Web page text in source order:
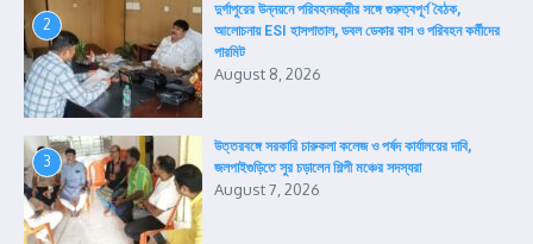
2
দুর্গাপুরের উন্নয়নে পরিবহনমন্ত্রীর সঙ্গে গুরুত্বপূর্ণ বৈঠক,
আলোচনায় ESI হাসপাতাল, ডবল ডেকার বাস ও পরিবহন কর্মীদের
পারমিট
August 8, 2026
3
উত্তরবঙ্গে সরকারি চারুকলা কলেজ ও পর্ষদ কার্যালয়ের দাবি,
জলপাইগুড়িতে সুর চড়ালেন শিল্পী মঞ্চের সদস্যরা
August 7, 2026